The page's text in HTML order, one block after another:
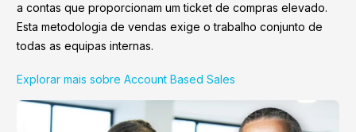
a contas que proporcionam um ticket de compras elevado.
Esta metodologia de vendas exige o trabalho conjunto de
todas as equipas internas.
Explorar mais sobre Account Based Sales